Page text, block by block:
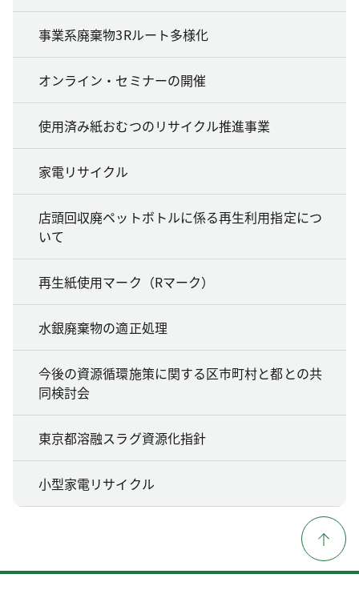
事業系廃棄物3Rルート多様化
オンライン・セミナーの開催
使用済み紙おむつのリサイクル推進事業
家電リサイクル
店頭回収廃ペットボトルに係る再生利用指定につ
いて
再生紙使用マーク（Rマーク）
水銀廃棄物の適正処理
今後の資源循環施策に関する区市町村と都との共
同検討会
東京都溶融スラグ資源化指針
小型家電リサイクル